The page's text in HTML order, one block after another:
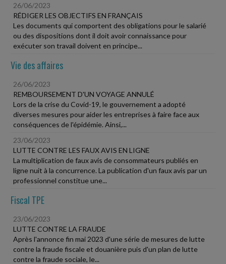
26/06/2023
RÉDIGER LES OBJECTIFS EN FRANÇAIS
Les documents qui comportent des obligations pour le salarié
ou des dispositions dont il doit avoir connaissance pour
exécuter son travail doivent en principe...
Vie des affaires
26/06/2023
REMBOURSEMENT D'UN VOYAGE ANNULÉ
Lors de la crise du Covid-19, le gouvernement a adopté
diverses mesures pour aider les entreprises à faire face aux
conséquences de l'épidémie. Ainsi,...
23/06/2023
LUTTE CONTRE LES FAUX AVIS EN LIGNE
La multiplication de faux avis de consommateurs publiés en
ligne nuit à la concurrence. La publication d'un faux avis par un
professionnel constitue une...
Fiscal TPE
23/06/2023
LUTTE CONTRE LA FRAUDE
Après l'annonce fin mai 2023 d'une série de mesures de lutte
contre la fraude fiscale et douanière puis d'un plan de lutte
contre la fraude sociale, le...